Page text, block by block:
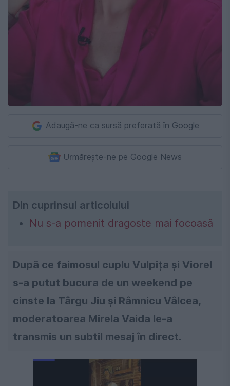
Adaugă-ne ca sursă preferată în Google
Urmărește-ne pe Google News
Din cuprinsul articolului
Nu s-a pomenit dragoste mai focoasă
După ce faimosul cuplu Vulpița și Viorel
s-a putut bucura de un weekend pe
cinste la Târgu Jiu și Râmnicu Vâlcea,
moderatoarea Mirela Vaida le-a
transmis un subtil mesaj în direct.